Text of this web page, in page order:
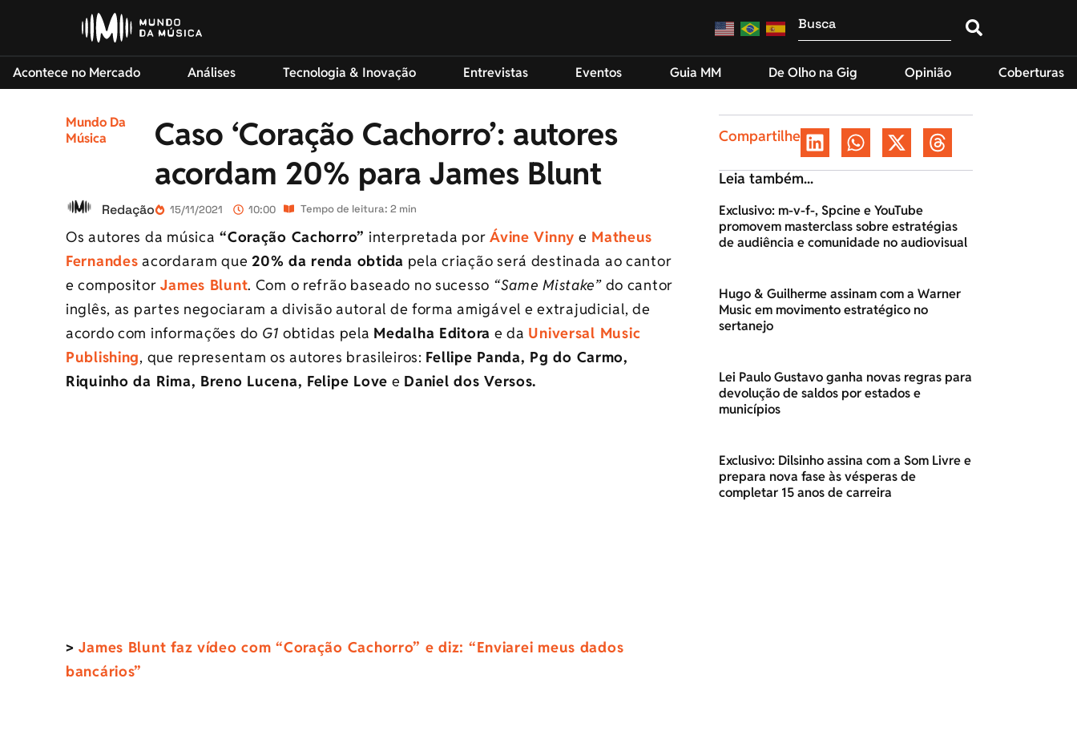
Acontece no Mercado Análises Tecnologia & Inovação Entrevistas Eventos Guia MM De Olho na Gig Opinião Coberturas
Mundo Da
Música
Caso ‘Coração Cachorro’: autores
acordam 20% para James Blunt
Redação 15/11/2021 10:00 Tempo de leitura: 2 min
Os autores da música “Coração Cachorro” interpretada porÁvine Vinny e Matheus
Fernandes acordaram que20% da renda obtida pela criação será destinada ao cantor
e compositorJames Blunt. Com o refrão baseado no sucesso “Same Mistake”do cantor
inglês, as partes negociaram a divisão autoral de forma amigável e extrajudicial, de
acordo com informações do G1 obtidas pela Medalha Editora e da Universal Music
Publishing, que representam os autores brasileiros: Fellipe Panda, Pg do Carmo,
Riquinho da Rima, Breno Lucena, Felipe Love e Daniel dos Versos.
>James Blunt faz vídeo com “Coração Cachorro” e diz: “Enviarei meus dados
bancários”
Compartilhe
Leia também...
Exclusivo: m-v-f-, Spcine e YouTube
promovem masterclass sobre estratégias
de audiência e comunidade no audiovisual
Hugo & Guilherme assinam com a Warner
Music em movimento estratégico no
sertanejo
Lei Paulo Gustavo ganha novas regras para
devolução de saldos por estados e
municípios
Exclusivo: Dilsinho assina com a Som Livre e
prepara nova fase às vésperas de
completar 15 anos de carreira